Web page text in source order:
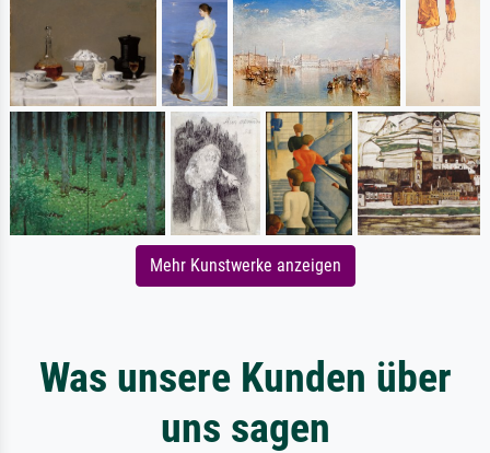
Mehr Kunstwerke anzeigen
Was unsere Kunden über
uns sagen